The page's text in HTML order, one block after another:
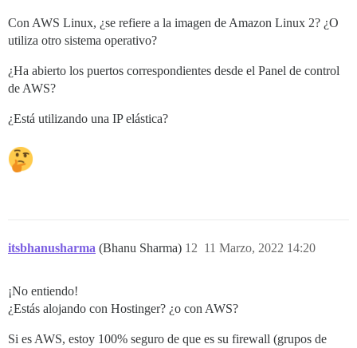
Con AWS Linux, ¿se refiere a la imagen de Amazon Linux 2? ¿O
utiliza otro sistema operativo?
¿Ha abierto los puertos correspondientes desde el Panel de control
de AWS?
¿Está utilizando una IP elástica?
itsbhanusharma (Bhanu Sharma) 11 Marzo, 2022 14:20
12
¡No entiendo!
¿Estás alojando con Hostinger? ¿o con AWS?
Si es AWS, estoy 100% seguro de que es su firewall (grupos de